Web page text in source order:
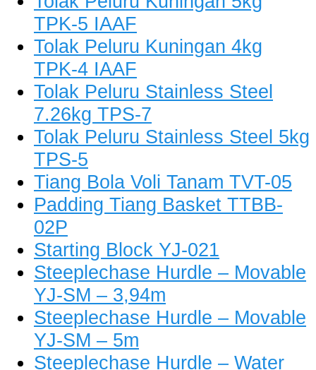
TPK-5 IAAF
Tolak Peluru Kuningan 4kg
TPK-4 IAAF
Tolak Peluru Stainless Steel
7.26kg TPS-7
Tolak Peluru Stainless Steel 5kg
TPS-5
Tiang Bola Voli Tanam TVT-05
Padding Tiang Basket TTBB-
02P
Starting Block YJ-021
Steeplechase Hurdle – Movable
YJ-SM – 3,94m
Steeplechase Hurdle – Movable
YJ-SM – 5m
Steeplechase Hurdle – Water